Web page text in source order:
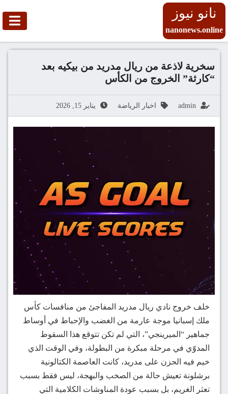
نانو نيوز
nanonews.online
سخرية لاذعة من ريال مدريد من بيكيه بعد
“كارثة” الخروج من الكأس
admin اخبار الرياضة يناير 15, 2026
خلف خروج نادي ريال مدريد المفاجئ من منافسات كأس
ملك إسبانيا موجة عارمة من الغضب والإحباط في أوساط
جماهير “الميرينجي”، التي لم تكن تتوقع هذا السقوط
المدوّي في مرحلة مبكرة من البطولة، وفي الوقت الذي
خيم فيه الحزن على مدريد، كانت العاصمة الكتالونية
برشلونة تعيش حالة من الصخب والبهجة، ليس فقط بسبب
تعثر الغريم، بل بسبب عودة المناوشات الكلامية التي